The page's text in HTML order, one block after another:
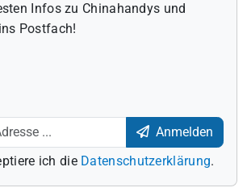
Infos zu Chinahandys und
Postfach!
Anmelden
ich die Datenschutzerklärung.